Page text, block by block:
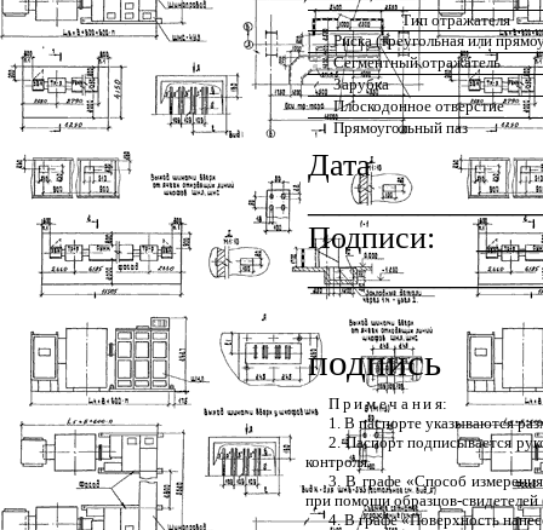
Тип отражателя
Риска (треугольная или
Сегментный отражатель
Зарубка
Плоскодонное отверстие
Прямоугольный паз
Дата
Подписи:
Примечани я:
1. В паспорте указываются
2. Паспорт подписывается
контроля.
3. В графе «Способ
при помощи образцов-
4. В графе «Поверхность